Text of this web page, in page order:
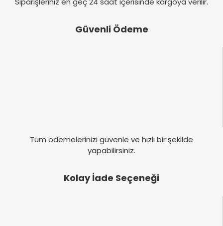
Güvenli Ödeme
Tüm ödemelerinizi güvenle ve hızlı bir şekilde
yapabilirsiniz.
Kolay İade Seçeneği